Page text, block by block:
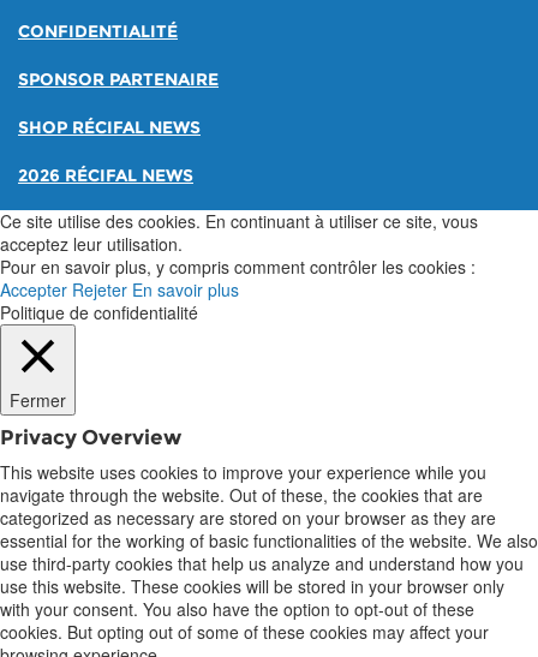
CONFIDENTIALITÉ
SPONSOR PARTENAIRE
SHOP RÉCIFAL NEWS
2026 RÉCIFAL NEWS
Ce site utilise des cookies. En continuant à utiliser ce site, vous
acceptez leur utilisation.
Pour en savoir plus, y compris comment contrôler les cookies :
Accepter Rejeter En savoir plus
Politique de confidentialité
Fermer
Privacy Overview
This website uses cookies to improve your experience while you
navigate through the website. Out of these, the cookies that are
categorized as necessary are stored on your browser as they are
essential for the working of basic functionalities of the website. We also
use third-party cookies that help us analyze and understand how you
use this website. These cookies will be stored in your browser only
with your consent. You also have the option to opt-out of these
cookies. But opting out of some of these cookies may affect your